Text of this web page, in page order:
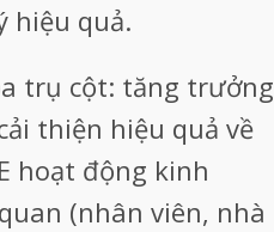
hiệu quả.
trụ cột: tăng trưởng
thiện hiệu quả về
hoạt động kinh
(nhân viên, nhà